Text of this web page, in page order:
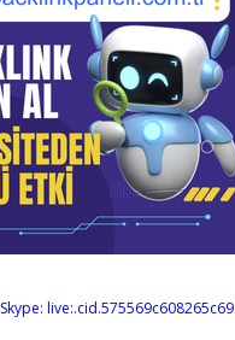
Skype: live:.cid.575569c608265c69